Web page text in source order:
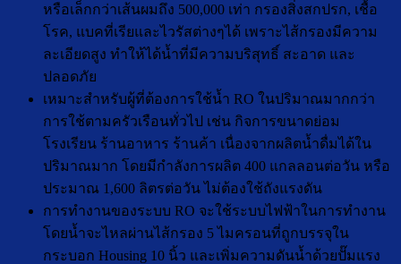
หรือเล็กกว่าเส้นผมถึง 500,000 เท่า กรองสิ่งสกปรก, เชื้อ
โรค, แบคที่เรียและไวรัสต่างๆได้ เพราะไส้กรองมีความ
ละเอียดสูง ทำให้ได้น้ำที่มีความบริสุทธิ์ สะอาด และ
ปลอดภัย
เหมาะสำหรับผู้ที่ต้องการใช้น้ำ RO ในปริมาณมากกว่า
การใช้ตามครัวเรือนทั่วไป เช่น กิจการขนาดย่อม
โรงเรียน ร้านอาหาร ร้านค้า เนื่องจากผลิตน้ำดื่มได้ใน
ปริมาณมาก โดยมีกำลังการผลิต 400 แกลลอนต่อวัน หรือ
ประมาณ 1,600 ลิตรต่อวัน ไม่ต้องใช้ถังแรงดัน
การทำงานของระบบ RO จะใช้ระบบไฟฟ้าในการทำงาน
โดยน้ำจะไหลผ่านไส้กรอง 5 ไมครอนที่ถูกบรรจุใน
กระบอก Housing 10 นิ้ว และเพิ่มความดันน้ำด้วยปั๊มแรง